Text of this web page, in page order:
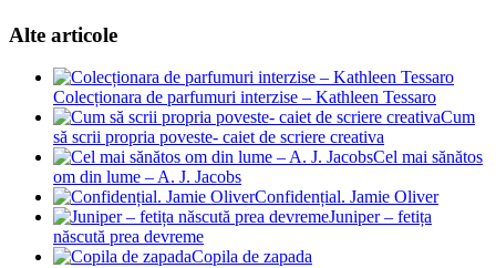
Alte articole
Colecționara de parfumuri interzise – Kathleen Tessaro
Cum
să scrii propria poveste- caiet de scriere creativa
Cel mai sănătos
om din lume – A. J. Jacobs
Confidențial. Jamie Oliver
Juniper – fetița
născută prea devreme
Copila de zapada